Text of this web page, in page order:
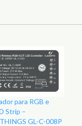
para RGB e
Strip –
GL-C-008P